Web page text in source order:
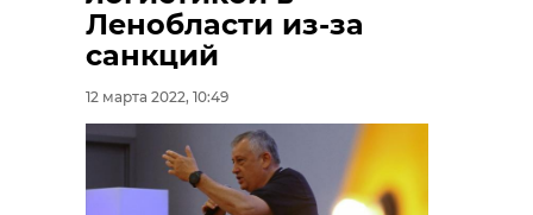
Ленобласти из-за
санкций
12 марта 2022, 10:49
Подписывайтесь на нас в
Подписывайтесь на нас в